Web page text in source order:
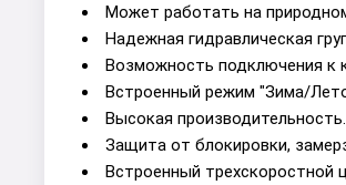
Может работать на
Надежная гидравлическая
Возможность подключения к
Встроенный режим "Зима/
Высокая производительность.
Защита от блокировки,
Встроенный трехскоростной